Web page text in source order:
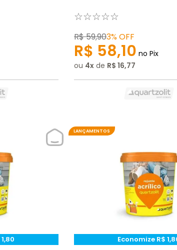
☆☆☆☆☆
R$59,903%OFF
R$ 58,10 no Pix
ou 4 de R$ 16,77
1,80
LANÇAMENTOS
Economize R$ 1,